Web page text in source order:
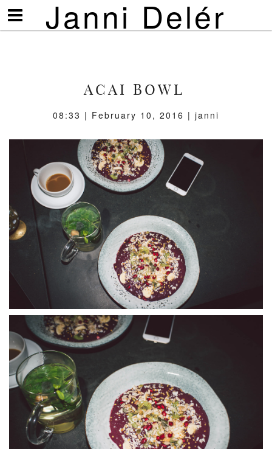
Janni Delér
Visa/göm
meny
ACAI BOWL
08:33 | February 10, 2016 | janni